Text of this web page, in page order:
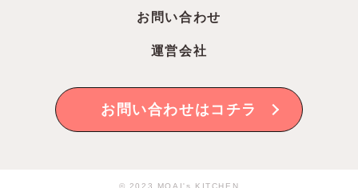
お問い合わせ
運営会社
お問い合わせはコチラ
© 2023 MOAI's KITCHEN